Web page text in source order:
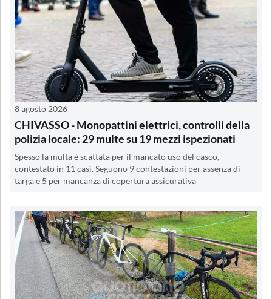
8 agosto 2026
CHIVASSO - Monopattini elettrici, controlli della
polizia locale: 29 multe su 19 mezzi ispezionati
Spesso la multa è scattata per il mancato uso del casco,
contestato in 11 casi. Seguono 9 contestazioni per assenza di
targa e 5 per mancanza di copertura assicurativa